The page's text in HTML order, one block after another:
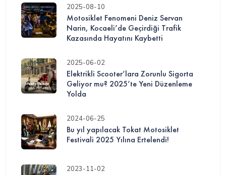
2025-08-10
Motosiklet Fenomeni Deniz Servan
Narin, Kocaeli’de Geçirdiği Trafik
Kazasında Hayatını Kaybetti
2025-06-02
Elektrikli Scooter’lara Zorunlu Sigorta
Geliyor mu? 2025’te Yeni Düzenleme
Yolda
2024-06-25
Bu yıl yapılacak Tokat Motosiklet
Festivali 2025 Yılına Ertelendi!
2023-11-02